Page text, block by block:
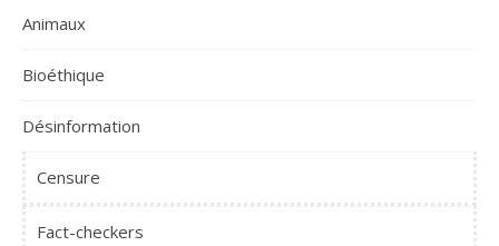
Animaux
Bioéthique
Désinformation
Censure
Fact-checkers